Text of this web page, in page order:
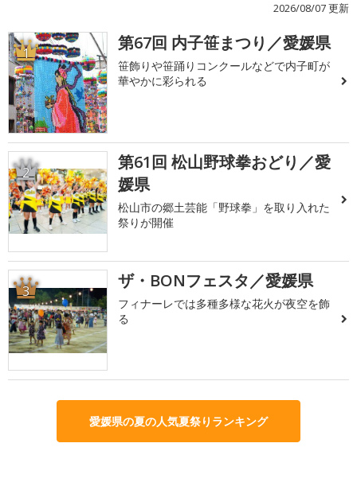
2026/08/07 更新
1 第67回 内子笹まつり／愛媛県
笹飾りや笹踊りコンクールなどで内子町が
華やかに彩られる
2
第61回 松山野球拳おどり／愛
媛県
松山市の郷土芸能「野球拳」を取り入れた
祭りが開催
3 ザ・BONフェスタ／愛媛県
フィナーレでは多種多様な花火が夜空を飾
る
愛媛県の夏の人気夏祭りランキング